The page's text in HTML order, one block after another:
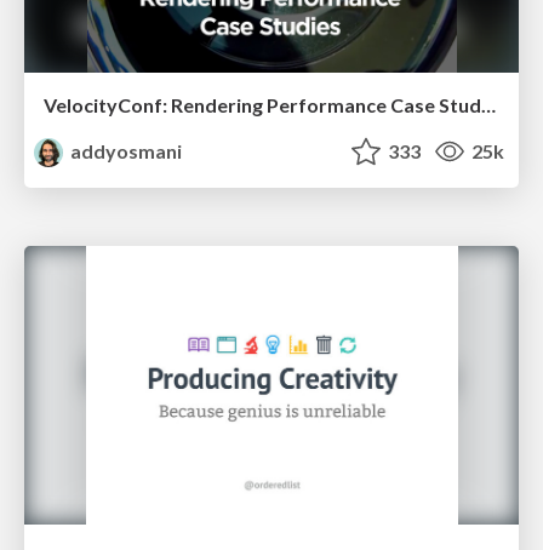
VelocityConf: Rendering Performance Case Studies
addyosmani
333 25k